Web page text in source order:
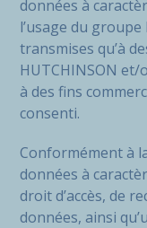
données à
l’usage du
transmises qu’à
HUTCHINSON et/
à des fins
consenti.
Conformément à
données à
droit d’accès, de
données, ainsi